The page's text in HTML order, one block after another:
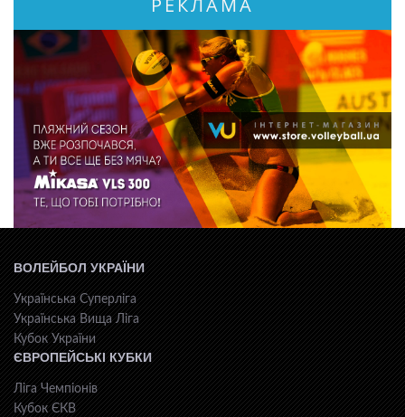
РЕКЛАМА
ВОЛЕЙБОЛ УКРАЇНИ
Українська Суперліга
Українська Вища Ліга
Кубок України
ЄВРОПЕЙСЬКІ КУБКИ
Ліга Чемпіонів
Кубок ЄКВ